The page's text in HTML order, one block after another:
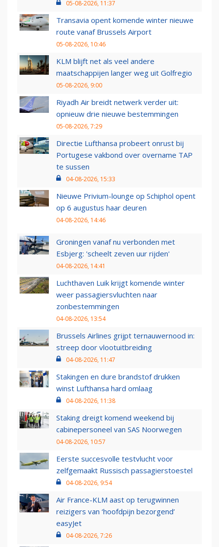
05-08-2026, 11:37
Transavia opent komende winter nieuwe
route vanaf Brussels Airport
05-08-2026, 10:46
KLM blijft net als veel andere
maatschappijen langer weg uit Golfregio
05-08-2026, 9:00
Riyadh Air breidt netwerk verder uit:
opnieuw drie nieuwe bestemmingen
05-08-2026, 7:29
Directie Lufthansa probeert onrust bij
Portugese vakbond over overname TAP
te sussen
04-08-2026, 15:33
Nieuwe Privium-lounge op Schiphol opent
op 6 augustus haar deuren
04-08-2026, 14:46
Groningen vanaf nu verbonden met
Esbjerg: 'scheelt zeven uur rijden'
04-08-2026, 14:41
Luchthaven Luik krijgt komende winter
weer passagiersvluchten naar
zonbestemmingen
04-08-2026, 13:54
Brussels Airlines grijpt ternauwernood in:
streep door vlootuitbreiding
04-08-2026, 11:47
Stakingen en dure brandstof drukken
winst Lufthansa hard omlaag
04-08-2026, 11:38
Staking dreigt komend weekend bij
cabinepersoneel van SAS Noorwegen
04-08-2026, 10:57
Eerste succesvolle testvlucht voor
zelfgemaakt Russisch passagierstoestel
04-08-2026, 9:54
Air France-KLM aast op terugwinnen
reizigers van ‘hoofdpijn bezorgend’
easyJet
04-08-2026, 7:26